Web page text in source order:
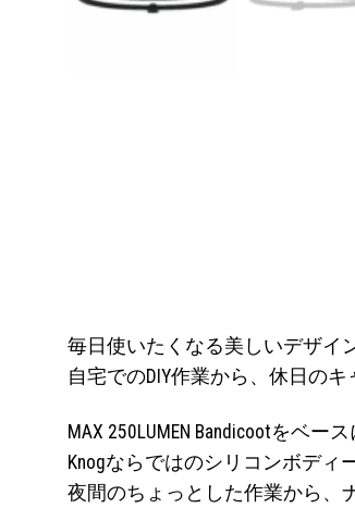
毎日使いたくなる美しいデザイ
自宅でのDIY作業から、休日の
MAX 250LUMEN Bandicootをベ
Knogならではのシリコンボディ
夜間のちょっとした作業から、